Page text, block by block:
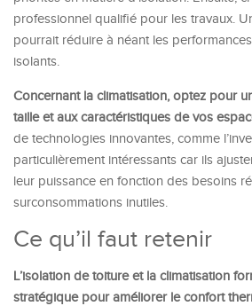
professionnel qualifié pour les travaux.
pourrait réduire à néant les
isolants.
Concernant la climatisation, optez pour
taille et aux caractéristiques de vos
de technologies innovantes, comme
particulièrement intéressants car ils
leur puissance en fonction des besoins
surconsommations inutiles.
Ce qu’il faut retenir
L’isolation de toiture et la climatisation
stratégique pour améliorer le confort